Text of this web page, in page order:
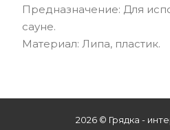
Предназначение: Для
сауне.
Материал: Липа, пластик.
2026 © Грядка -